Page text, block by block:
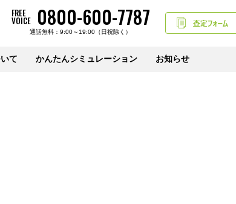
FREE
VOICE 0800-600-7787
通話無料：9:00～19:00（日祝除く）
て かんたんシミュレーション お知らせ